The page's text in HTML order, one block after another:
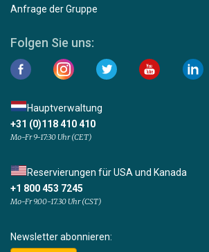
Anfrage der Gruppe
Folgen Sie uns:
Hauptverwaltung
+31 (0)118 410 410
Mo-Fr 9-17:30 Uhr (CET)
Reservierungen für USA und Kanada
+1 800 453 7245
Mo-Fr 9.00-17.30 Uhr (CST)
Newsletter abonnieren: